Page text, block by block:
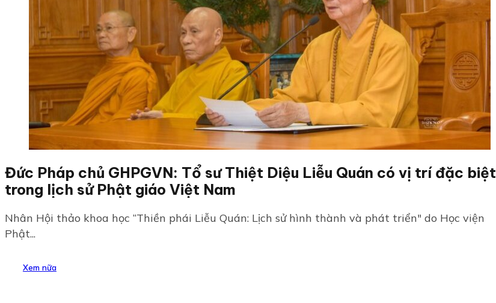
Đức Pháp chủ GHPGVN: Tổ sư Thiệt Diệu Liễu Quán có vị trí đặc biệt
trong lịch sử Phật giáo Việt Nam
Nhân Hội thảo khoa học “Thiền phái Liễu Quán: Lịch sử hình thành và phát triển" do Học viện
Phật...
Xem nữa